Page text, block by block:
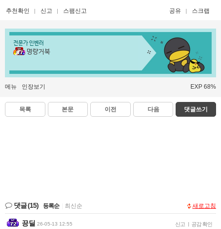
추천확인 신고 스팸신고 공유 스크랩
전문가 인벤러
명량거북
메뉴 인장보기 EXP 68%
목록 본문 이전 다음 댓글쓰기
댓글(15) 등록순 최신순 새로고침
끙딜 26-05-13 12:55 신고 | 공감 확인